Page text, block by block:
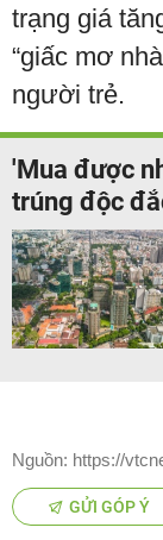
trạng giá
“giấc mơ
người trẻ.
'Mua được
trúng độc
Nguồn: https://
GỬI GÓP Ý